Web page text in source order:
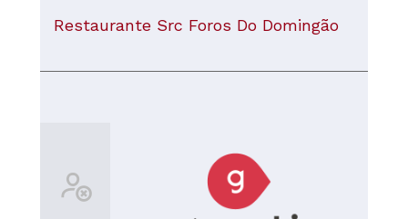
Restaurante Src Foros Do Domingão